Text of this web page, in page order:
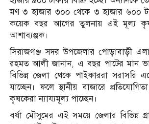
মণ ৩ হাজার ৩০০ থেকে ৩ হাজার ৬০০
কয়েক বছর আগের তুলনায় এই মূল্য
আশাব্যঞ্জক।
সিরাজগঞ্জ সদর উপজেলার পোড়াবাড়ী
রহমত আলী জানান, এ বছর পাটের মান
বিভিন্ন জেলা থেকে পাইকাররা সরাসরি
যাচ্ছেন। ফলে স্থানীয় বাজারে
কৃষকেরা ন্যায্যমূল্য পাচ্ছেন।
বর্ষা মৌসুমের এই সময়ে জেলার বিভিন্ন